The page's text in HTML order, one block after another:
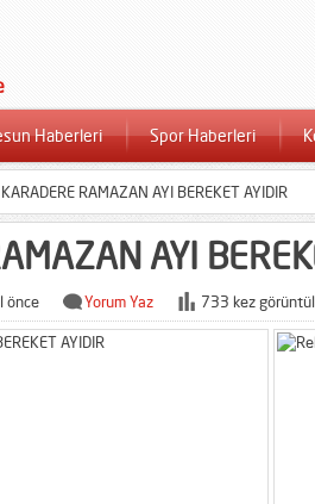
Haberleri Spor Haberleri
KARADERE RAMAZAN AYI BEREKET AYIDIR
AYI
önce Yorum Yaz 733 kez